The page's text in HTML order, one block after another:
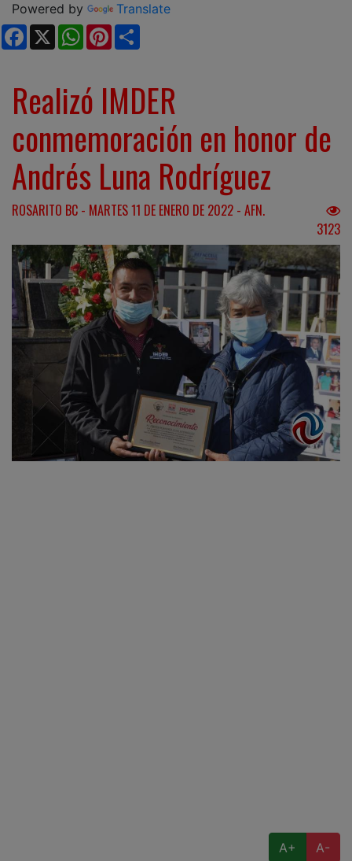
Powered by
Translate
Facebook
X WhatsApp
Pinterest
Realizó IMDER
conmemoración en honor de
Andrés Luna Rodríguez
ROSARITO BC - MARTES 11 DE ENERO DE 2022 - AFN.
3123
A+
A-